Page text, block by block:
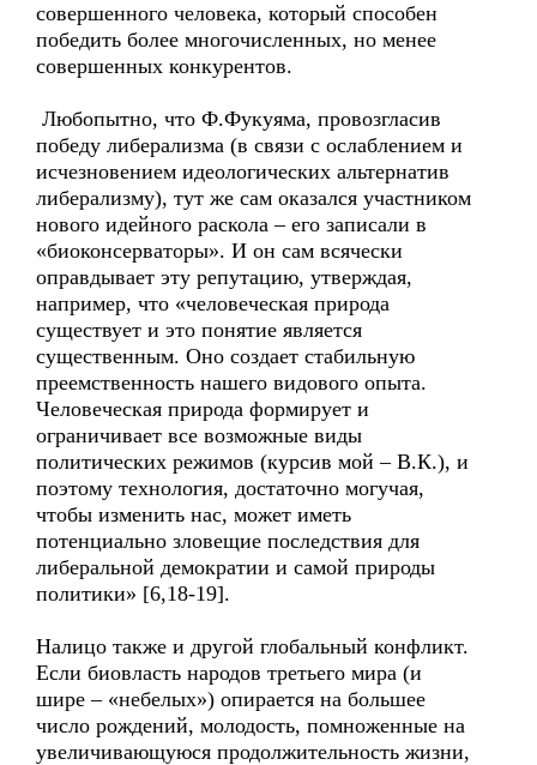
совершенного человека, который способен
победить более многочисленных, но менее
совершенных конкурентов.
Любопытно, что Ф.Фукуяма, провозгласив
победу либерализма (в связи с ослаблением и
исчезновением идеологических альтернатив
либерализму), тут же сам оказался участником
нового идейного раскола – его записали в
«биоконсерваторы». И он сам всячески
оправдывает эту репутацию, утверждая,
например, что «человеческая природа
существует и это понятие является
существенным. Оно создает стабильную
преемственность нашего видового опыта.
Человеческая природа формирует и
ограничивает все возможные виды
политических режимов (курсив мой – В.К.), и
поэтому технология, достаточно могучая,
чтобы изменить нас, может иметь
потенциально зловещие последствия для
либеральной демократии и самой природы
политики» [6,18-19].
Налицо также и другой глобальный конфликт.
Если биовласть народов третьего мира (и
шире – «небелых») опирается на большее
число рождений, молодость, помноженные на
увеличивающуюся продолжительность жизни,